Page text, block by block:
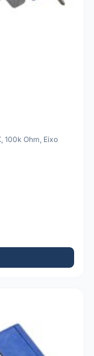
100k Ohm, Eixo